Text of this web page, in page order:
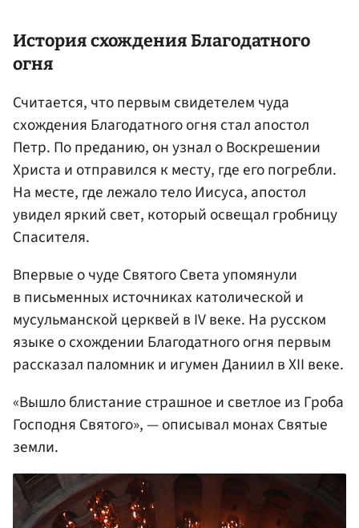
История схождения Благодатного
огня
Считается, что первым свидетелем чуда
схождения Благодатного огня стал апостол
Петр. По преданию, он узнал о Воскрешении
Христа и отправился к месту, где его погребли.
На месте, где лежало тело Иисуса, апостол
увидел яркий свет, который освещал гробницу
Спасителя.
Впервые о чуде Святого Света упомянули
в письменных источниках католической и
мусульманской церквей в IV веке. На русском
языке о схождении Благодатного огня первым
рассказал паломник и игумен Даниил в XII веке.
«Вышло блистание страшное и светлое из Гроба
Господня Святого», — описывал монах Святые
земли.